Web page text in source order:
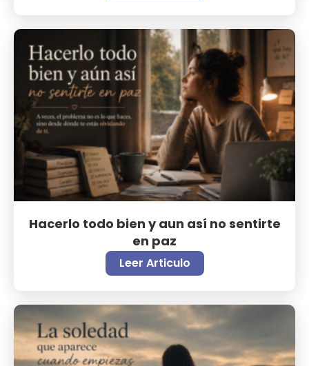
Hacerlo todo bien y aun así no sentirte
en paz
Leer Articulo